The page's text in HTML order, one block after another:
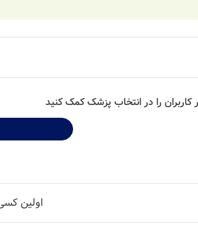
را در انتخاب پزشک کمک کنید
اولین